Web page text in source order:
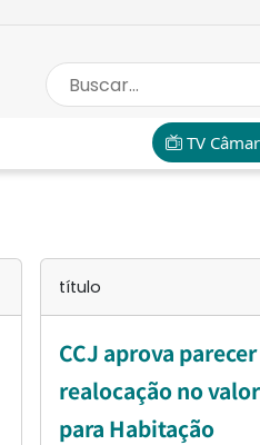
TV
título
CCJ aprova
realocação no
para Habitação